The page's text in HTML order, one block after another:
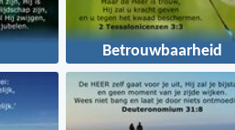
Betrouwbaarheid